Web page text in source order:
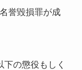
誉毀損罪が成
の懲役もしく